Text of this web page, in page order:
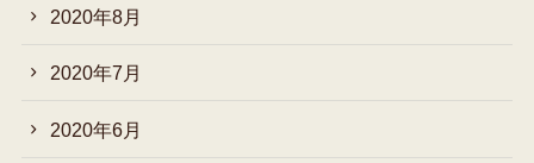
2020年8月
2020年7月
2020年6月